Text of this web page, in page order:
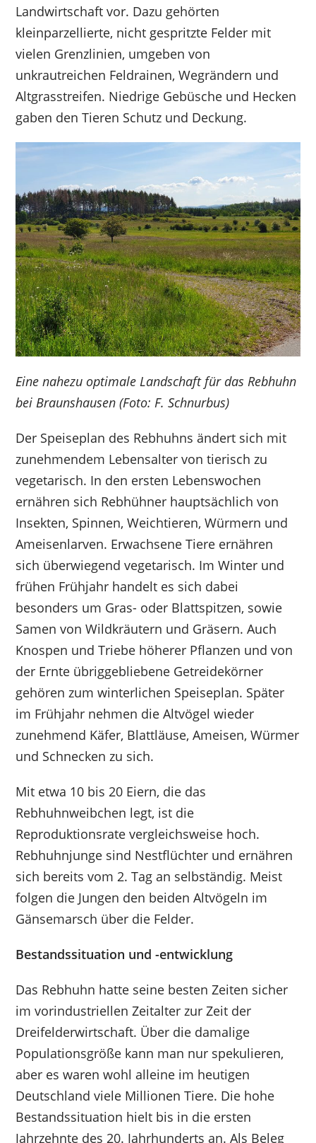
Landwirtschaft vor. Dazu gehörten
kleinparzellierte, nicht gespritzte Felder mit
vielen Grenzlinien, umgeben von
unkrautreichen Feldrainen, Wegrändern und
Altgrasstreifen. Niedrige Gebüsche und Hecken
gaben den Tieren Schutz und Deckung.
Eine nahezu optimale Landschaft für das Rebhuhn
bei Braunshausen (Foto: F. Schnurbus)
Der Speiseplan des Rebhuhns ändert sich mit
zunehmendem Lebensalter von tierisch zu
vegetarisch. In den ersten Lebenswochen
ernähren sich Rebhühner hauptsächlich von
Insekten, Spinnen, Weichtieren, Würmern und
Ameisenlarven. Erwachsene Tiere ernähren
sich überwiegend vegetarisch. Im Winter und
frühen Frühjahr handelt es sich dabei
besonders um Gras- oder Blattspitzen, sowie
Samen von Wildkräutern und Gräsern. Auch
Knospen und Triebe höherer Pflanzen und von
der Ernte übriggebliebene Getreidekörner
gehören zum winterlichen Speiseplan. Später
im Frühjahr nehmen die Altvögel wieder
zunehmend Käfer, Blattläuse, Ameisen, Würmer
und Schnecken zu sich.
Mit etwa 10 bis 20 Eiern, die das
Rebhuhnweibchen legt, ist die
Reproduktionsrate vergleichsweise hoch.
Rebhuhnjunge sind Nestflüchter und ernähren
sich bereits vom 2. Tag an selbständig. Meist
folgen die Jungen den beiden Altvögeln im
Gänsemarsch über die Felder.
Bestandssituation und -entwicklung
Das Rebhuhn hatte seine besten Zeiten sicher
im vorindustriellen Zeitalter zur Zeit der
Dreifelderwirtschaft. Über die damalige
Populationsgröße kann man nur spekulieren,
aber es waren wohl alleine im heutigen
Deutschland viele Millionen Tiere. Die hohe
Bestandssituation hielt bis in die ersten
Jahrzehnte des 20. Jahrhunderts an. Als Beleg